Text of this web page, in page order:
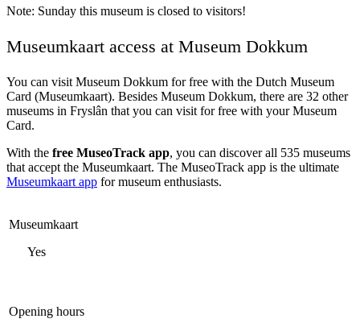
Note: Sunday this museum is closed to visitors!
Museumkaart access at Museum Dokkum
You can visit Museum Dokkum for free with the Dutch Museum
Card (Museumkaart). Besides Museum Dokkum, there are 32 other
museums in Fryslân that you can visit for free with your Museum
Card.
With the free MuseoTrack app, you can discover all 535 museums
that accept the Museumkaart. The MuseoTrack app is the ultimate
Museumkaart app for museum enthusiasts.
Museumkaart
Yes
Opening hours